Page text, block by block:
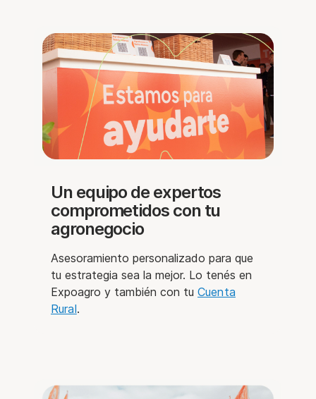
Un equipo de expertos
comprometidos con tu
agronegocio
Asesoramiento personalizado para que
tu estrategia sea la mejor. Lo tenés en
Expoagro y también con tu Cuenta
Rural.